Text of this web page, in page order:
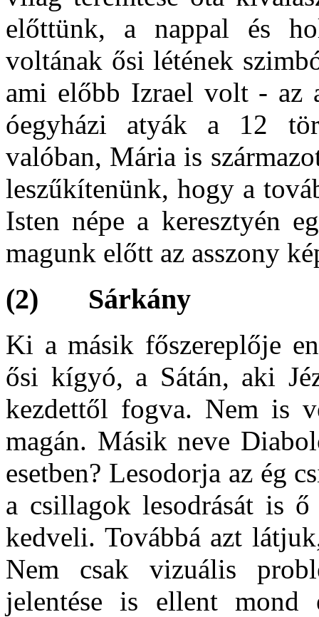
előttünk, a nappal és
voltának ősi létének
ami előbb Izrael volt - az
óegyházi atyák a 12
valóban, Mária is
leszűkítenünk, hogy a
Isten népe a keresztyén
magunk előtt az asszony
(2) Sárkány
Ki a másik főszereplője
ősi kígyó, a Sátán, aki
kezdettől fogva. Nem is
magán. Másik neve
esetben? Lesodorja az ég
a csillagok lesodrását is
kedveli. Továbbá azt
Nem csak vizuális
jelentése is ellent mond